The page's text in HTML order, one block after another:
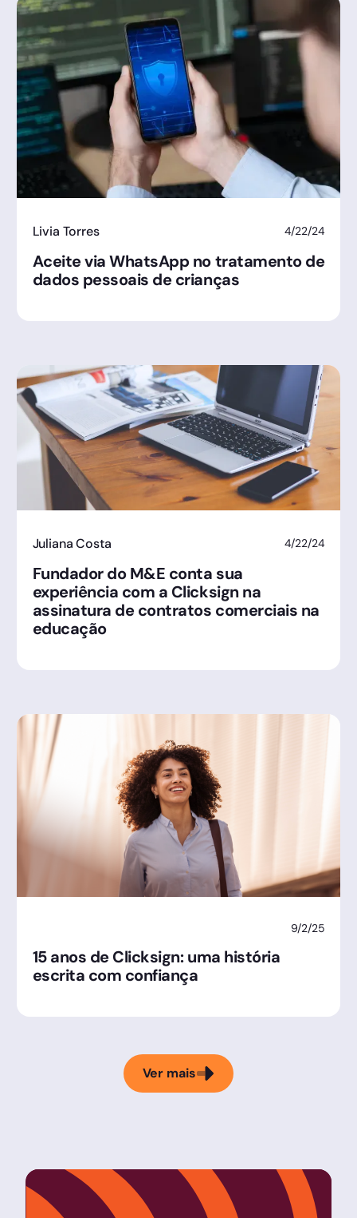
Livia Torres 4/22/24
Aceite via WhatsApp no tratamento de
dados pessoais de crianças
Juliana Costa 4/22/24
Fundador do M&E conta sua
experiência com a Clicksign na
assinatura de contratos comerciais na
educação
9/2/25
15 anos de Clicksign: uma história
escrita com confiança
Ver mais